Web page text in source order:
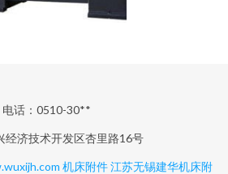
电话：0510-30**
经济技术开发区杏里路16号
机床附件 江苏无锡建华机床附